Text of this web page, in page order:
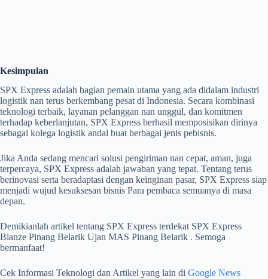
Kesimpulan
SPX Express adalah bagian pemain utama yang ada didalam industri
logistik nan terus berkembang pesat di Indonesia. Secara kombinasi
teknologi terbaik, layanan pelanggan nan unggul, dan komitmen
terhadap keberlanjutan, SPX Express berhasil memposisikan dirinya
sebagai kolega logistik andal buat berbagai jenis pebisnis.
Jika Anda sedang mencari solusi pengiriman nan cepat, aman, juga
terpercaya, SPX Express adalah jawaban yang tepat. Tentang terus
berinovasi serta beradaptasi dengan keinginan pasar, SPX Express siap
menjadi wujud kesuksesan bisnis Para pembaca semuanya di masa
depan.
Demikianlah artikel tentang SPX Express terdekat SPX Express
Bianze Pinang Belarik Ujan MAS Pinang Belarik . Semoga
bermanfaat!
Cek Informasi Teknologi dan Artikel yang lain di Google News